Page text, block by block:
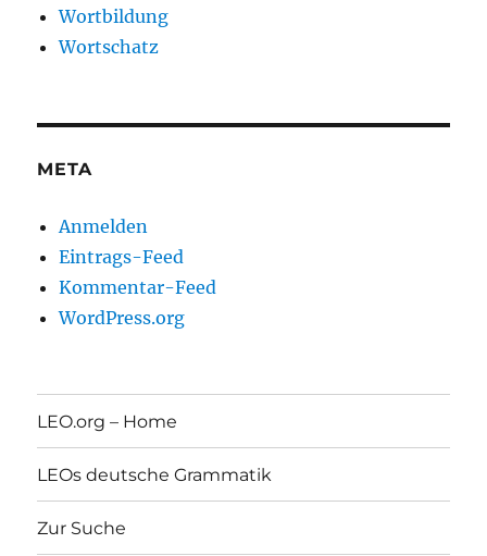
Wortbildung
Wortschatz
META
Anmelden
Eintrags-Feed
Kommentar-Feed
WordPress.org
LEO.org – Home
LEOs deutsche Grammatik
Zur Suche